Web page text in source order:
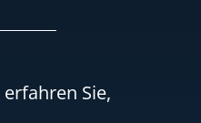
Sie,